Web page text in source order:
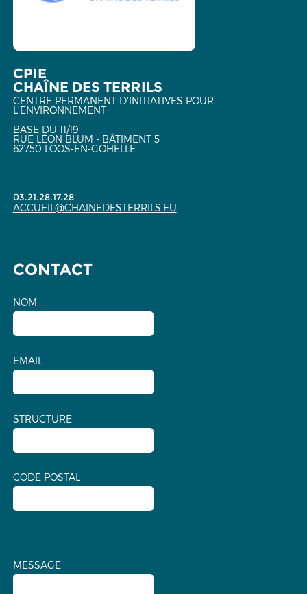
CPIE
CHAÎNE DES TERRILS
CENTRE PERMANENT D'INITIATIVES POUR
L'ENVIRONNEMENT
BASE DU 11/19
RUE LÉON BLUM - BÂTIMENT 5
62750 LOOS-EN-GOHELLE
03.21.28.17.28
ACCUEIL@CHAINEDESTERRILS.EU
CONTACT
NOM
EMAIL
STRUCTURE
CODE POSTAL
MESSAGE